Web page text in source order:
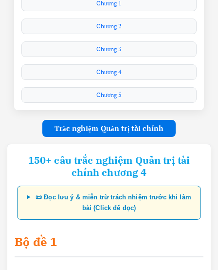
Chương 1
Chương 2
Chương 3
Chương 4
Chương 5
Trắc nghiệm Quản trị tài chính
150+ câu trắc nghiệm Quản trị tài
chính chương 4
📜 Đọc lưu ý & miễn trừ trách nhiệm trước khi làm
bài (Click để đọc)
Bộ đề 1